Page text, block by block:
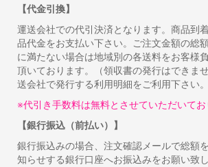
【代金引換】
運送会社での代引決済となります。商品到
品代金をお支払い下さい。ご注文金額の総
に満たない場合は地域別の各送料をお客様
頂いております。（領収書の発行はできま
送会社で発行する利用明細をご利用
※代引き手数料は無料とさせていただいてお
【銀行振込（前払い）】
銀行振込みの場合、注文確認メールで総額
知らせする銀行口座へお振込みをお願い致